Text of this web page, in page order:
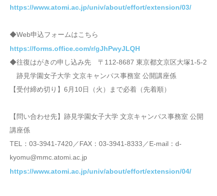
https://www.atomi.ac.jp/univ/about/effort/extension/03/
◆Web申込フォームはこちら
https://forms.office.com/r/gJhPwyJLQH
◆往復はがきの申し込み先 〒112-8687 東京都文京区大塚1-5-2
跡見学園女子大学 文京キャンパス事務室 公開講座係
【受付締め切り】6月10日（火）まで必着（先着順）
【問い合わせ先】跡見学園女子大学 文京キャンパス事務室 公開
講座係
TEL：03-3941-7420／FAX：03-3941-8333／E-mail：d-
kyomu@mmc.atomi.ac.jp
https://www.atomi.ac.jp/univ/about/effort/extension/04/